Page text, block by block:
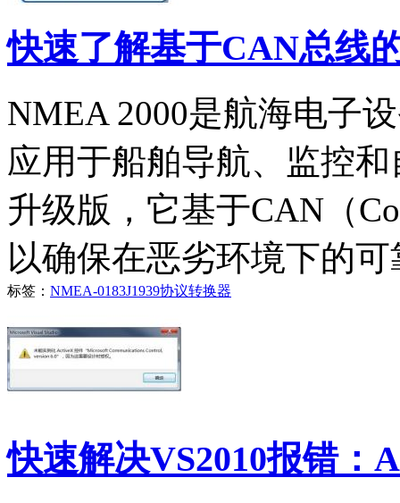
快速了解基于CAN总线
NMEA 2000是航海电子
应用于船舶导航、监控
升级版，它基于CAN（
以确保在恶劣环境下的
标签： NMEA-0183J1939协议转换器
快速解决VS2010报错：